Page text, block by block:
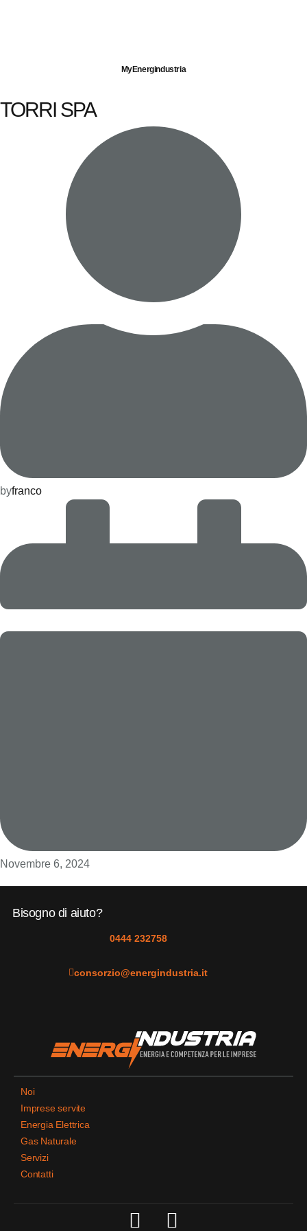
MyEnergindustria
TORRI SPA
byfranco
Novembre 6, 2024
Bisogno di aiuto?
0444 232758
consorzio@energindustria.it
Noi
Imprese servite
Energia Elettrica
Gas Naturale
Servizi
Contatti